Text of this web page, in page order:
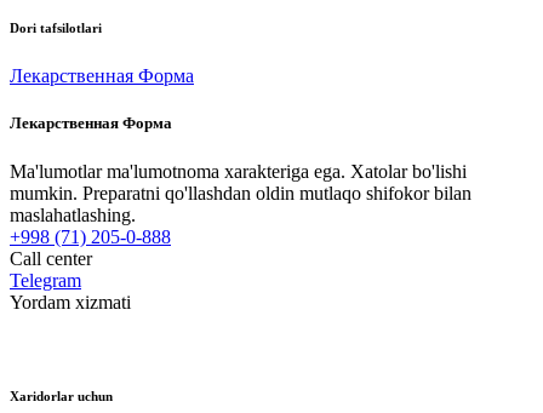
Dori tafsilotlari
Лекарственная Форма
Лекарственная Форма
Ma'lumotlar ma'lumotnoma xarakteriga ega. Xatolar bo'lishi
mumkin. Preparatni qo'llashdan oldin mutlaqo shifokor bilan
maslahatlashing.
+998 (71) 205-0-888
Call center
Telegram
Yordam xizmati
Xaridorlar uchun